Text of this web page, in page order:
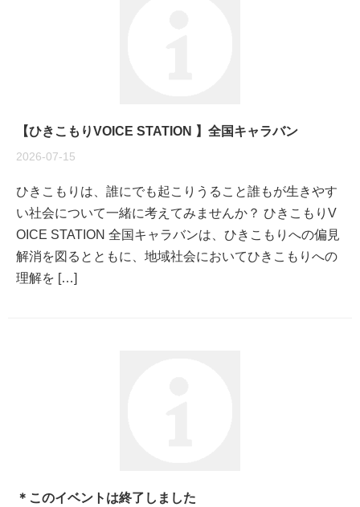
【ひきこもりVOICE STATION 】全国キャラバン
2026-07-15
ひきこもりは、誰にでも起こりうること誰もが生きやす
い社会について一緒に考えてみませんか？ ひきこもりV
OICE STATION 全国キャラバンは、ひきこもりへの偏見
解消を図るとともに、地域社会においてひきこもりへの
理解を […]
＊このイベントは終了しました